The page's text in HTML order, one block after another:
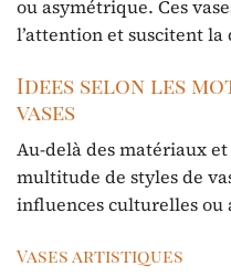
ou asymétrique. Ces
l’attention et suscitent
Idees selon les
vases
Au-delà des matériaux
multitude de styles de
influences culturelles ou
Vases artistiques